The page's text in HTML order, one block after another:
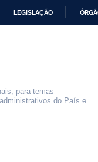
LEGISLAÇÃO
para temas
do País e